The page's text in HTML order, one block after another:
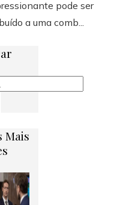
pode ser
a uma comb...
Mais